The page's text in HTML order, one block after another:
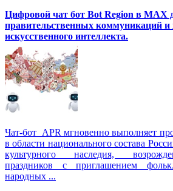
Цифровой чат бот Вot Region в MAX
правительственных коммуникаций и
искусственного интеллекта.
Чат-бот APR мгновенно выполняет
в области национального состава
культурного наследия,
праздников с приглашением
народных ...